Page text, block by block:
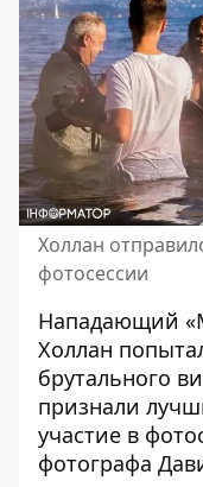
Холлан
фотосессии
Нападающий
Холлан
брутального
признали
участие в
фотографа